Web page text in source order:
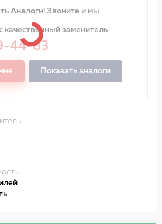
Аналоги! Звоните и мы
качественный заменитель
44-83
Показать аналоги